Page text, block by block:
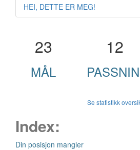
HEI, DETTE ER MEG!
23
MÅL
12
Se statistikk
Index:
Din posisjon mangler